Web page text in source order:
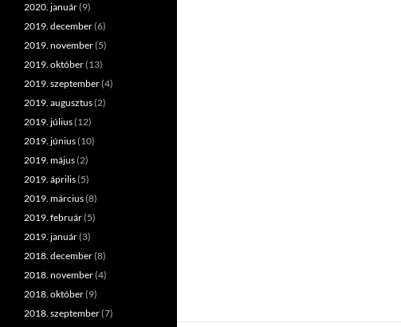
2020. január(9)
2019. december(6)
2019. november(5)
2019. október(13)
2019. szeptember(4)
2019. augusztus(2)
2019. július(12)
2019. június(10)
2019. május(2)
2019. április(5)
2019. március(8)
2019. február(5)
2019. január(3)
2018. december(8)
2018. november(4)
2018. október(9)
2018. szeptember(7)